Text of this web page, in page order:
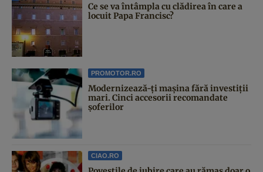
Ce se va întâmpla cu clădirea în care a
locuit Papa Francisc?
PROMOTOR.RO
Modernizează-ți mașina fără investiții
mari. Cinci accesorii recomandate
șoferilor
CIAO.RO